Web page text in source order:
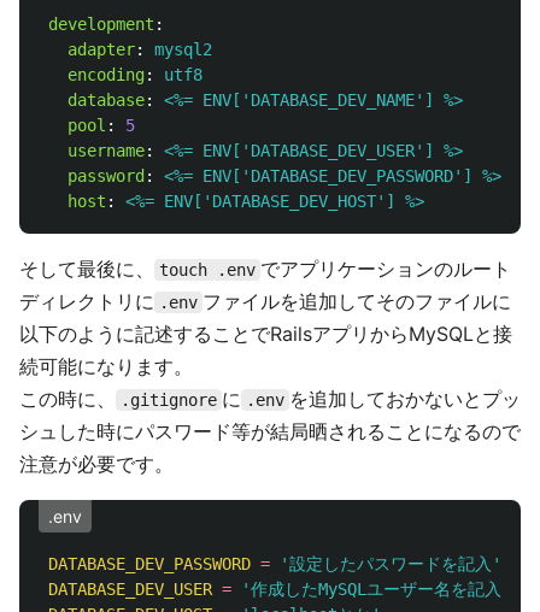
development :
adapter:
mysql2
encoding:
utf8
database:
<%= ENV['DATABASE_DEV_NAME'] %>
pool :
5
username:
<%= ENV['DATABASE_DEV_USER'] %>
password :
<%= ENV['DATABASE_DEV_PASSWORD'] %>
host : <%= ENV['DATABASE_DEV_HOST'] %>
そして最後に、 touch .env でアプリケーションのルート
ディレクトリに .env ファイルを追加してそのファイルに
以下のように記述することでRailsアプリからMySQLと接
続可能になります。
この時に、
.gitignore に .env を追加しておかないとプッ
シュした時にパスワード等が結局晒されることになるので
注意が必要です。
.env
DATABASE_DEV_PASSWORD =
'設定したパスワードを記入'
DATABASE_DEV_USER =
'作成したMySQLユーザー名を記入'